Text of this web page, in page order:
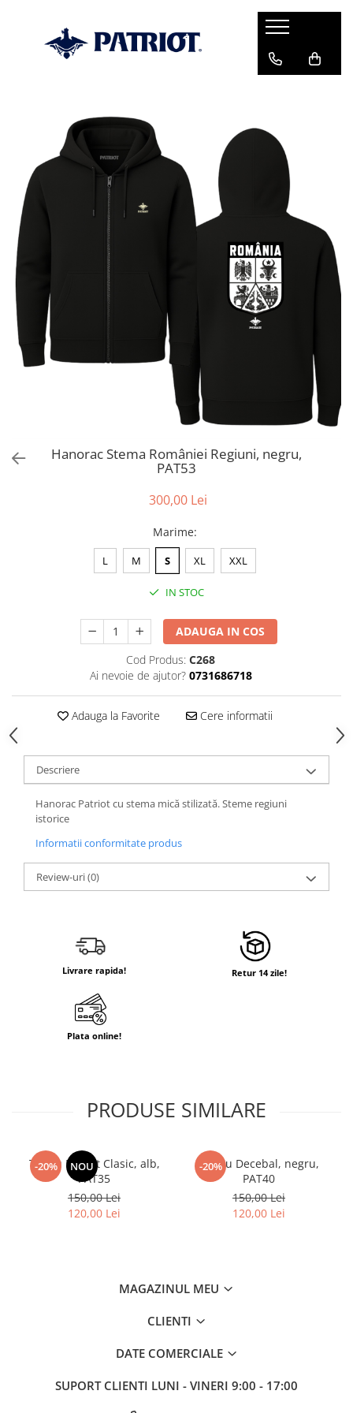
Hanorac Stema României Regiuni, negru,
PAT53
300,00 Lei
Marime:
L M S XL XXL
IN STOC
ADAUGA IN COS
Cod Produs: C268
Ai nevoie de ajutor? 0731686718
Adauga la Favorite Cere informatii
Descriere
Hanorac Patriot cu stema mică stilizată. Steme regiuni
istorice
Informatii conformitate produs
Review-uri(0)
Livrare rapida! Retur 14 zile!
Plata online!
PRODUSE SIMILARE
-20% NOU
Tricou Patriot Clasic, alb,
PAT35
150,00 Lei
120,00 Lei
-20%
Tricou Decebal, negru,
PAT40
150,00 Lei
120,00 Lei
MAGAZINUL MEU
CLIENTI
DATE COMERCIALE
SUPORT CLIENTI LUNI - VINERI 9:00 - 17:00